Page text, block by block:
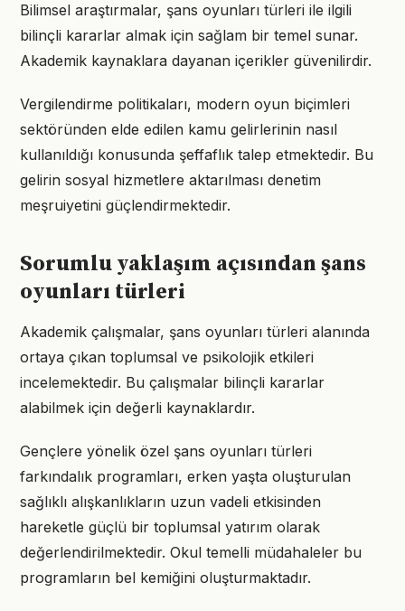
Bilimsel araştırmalar, şans oyunları türleri ile ilgili
bilinçli kararlar almak için sağlam bir temel sunar.
Akademik kaynaklara dayanan içerikler güvenilirdir.
Vergilendirme politikaları, modern oyun biçimleri
sektöründen elde edilen kamu gelirlerinin nasıl
kullanıldığı konusunda şeffaflık talep etmektedir. Bu
gelirin sosyal hizmetlere aktarılması denetim
meşruiyetini güçlendirmektedir.
Sorumlu yaklaşım açısından şans
oyunları türleri
Akademik çalışmalar, şans oyunları türleri alanında
ortaya çıkan toplumsal ve psikolojik etkileri
incelemektedir. Bu çalışmalar bilinçli kararlar
alabilmek için değerli kaynaklardır.
Gençlere yönelik özel şans oyunları türleri
farkındalık programları, erken yaşta oluşturulan
sağlıklı alışkanlıkların uzun vadeli etkisinden
hareketle güçlü bir toplumsal yatırım olarak
değerlendirilmektedir. Okul temelli müdahaleler bu
programların bel kemiğini oluşturmaktadır.